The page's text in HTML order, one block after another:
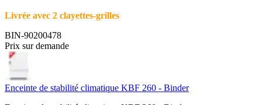
Livrée avec 2 clayettes-grilles
BIN-90200478
Prix sur demande
Enceinte de stabilité climatique KBF 260 - Binder